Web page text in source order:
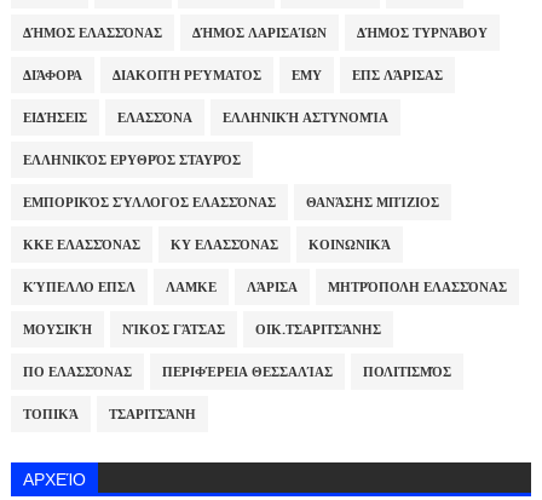
ΔΉΜΟΣ ΕΛΑΣΣΌΝΑΣ ΔΉΜΟΣ ΛΑΡΙΣΑΊΩΝ ΔΉΜΟΣ ΤΥΡΝΆΒΟΥ
ΔΙΆΦΟΡΑ ΔΙΑΚΟΠΉ ΡΕΎΜΑΤΟΣ ΕΜΥ ΕΠΣ ΛΆΡΙΣΑΣ
ΕΙΔΉΣΕΙΣ ΕΛΑΣΣΌΝΑ ΕΛΛΗΝΙΚΉ ΑΣΤΥΝΟΜΊΑ
ΕΛΛΗΝΙΚΌΣ ΕΡΥΘΡΌΣ ΣΤΑΥΡΌΣ
ΕΜΠΟΡΙΚΌΣ ΣΎΛΛΟΓΟΣ ΕΛΑΣΣΌΝΑΣ ΘΑΝΆΣΗΣ ΜΠΊΖΙΟΣ
ΚΚΕ ΕΛΑΣΣΌΝΑΣ ΚΥ ΕΛΑΣΣΌΝΑΣ ΚΟΙΝΩΝΙΚΆ
ΚΎΠΕΛΛΟ ΕΠΣΛ ΛΑΜΚΕ ΛΆΡΙΣΑ ΜΗΤΡΌΠΟΛΗ ΕΛΑΣΣΌΝΑΣ
ΜΟΥΣΙΚΉ ΝΊΚΟΣ ΓΆΤΣΑΣ ΟΙΚ.ΤΣΑΡΙΤΣΆΝΗΣ
ΠΟ ΕΛΑΣΣΌΝΑΣ ΠΕΡΙΦΈΡΕΙΑ ΘΕΣΣΑΛΊΑΣ ΠΟΛΙΤΙΣΜΌΣ
ΤΟΠΙΚΆ ΤΣΑΡΙΤΣΆΝΗ
ΑΡΧΕΊΟ